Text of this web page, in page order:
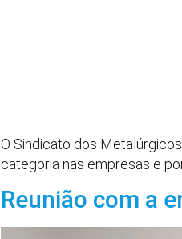
O Sindicato dos
categoria nas empresas e
Reunião com a